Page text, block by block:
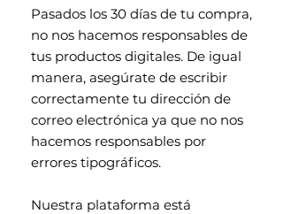
Pasados los 30 días de tu compra,
no nos hacemos responsables de
tus productos digitales. De igual
manera, asegúrate de escribir
correctamente tu dirección de
correo electrónica ya que no nos
hacemos responsables por
errores tipográficos.
Nuestra plataforma está